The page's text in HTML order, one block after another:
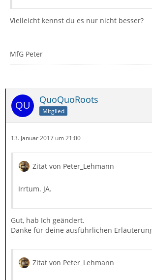
Vielleicht kennst du es nur nicht besser?
MfG Peter
QuoQuoRoots
Mitglied
13. Januar 2017 um 21:00
Zitat von Peter_Lehmann
Irrtum. JA.
Gut, hab Ich geändert.
Danke für deine ausführlichen
Zitat von Peter_Lehmann